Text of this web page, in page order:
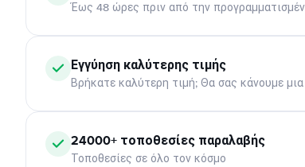
Έως 48 ώρες πριν από την
Εγγύηση καλύτερης τιμής
Βρήκατε καλύτερη τιμή; Θα σας κάνουμε
24000+ τοποθεσίες παραλαβής
Τοποθεσίες σε όλο τον κόσμο